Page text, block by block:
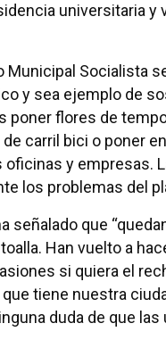
universitaria y
Municipal Socialista
y sea ejemplo de
poner flores de
carril bici o poner
y empresas.
los problemas del
señalado que
Han vuelto a
si quiera el
tiene nuestra
duda de que